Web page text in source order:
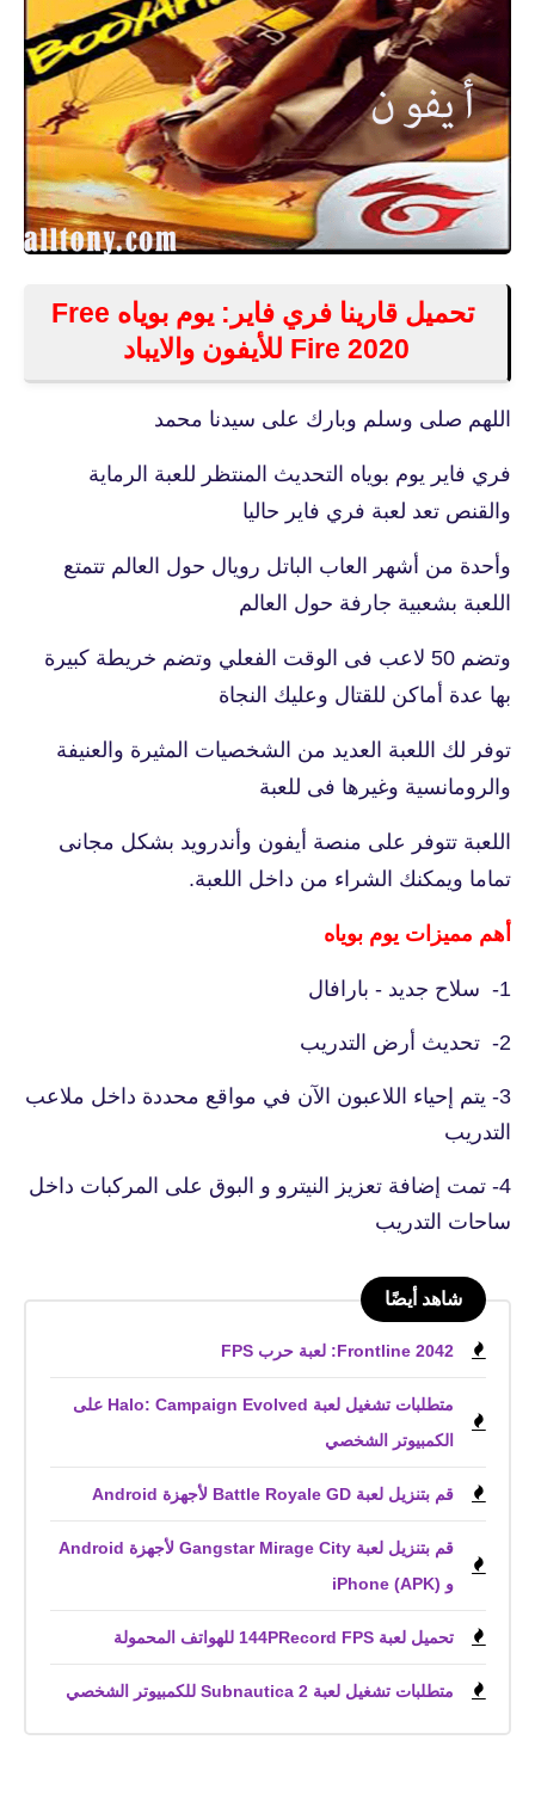
تحميل قارينا فري فاير: يوم بوياه Free
Fire 2020 للأيفون والايباد
اللهم صلى وسلم وبارك على سيدنا محمد
فري فاير يوم بوياه التحديث المنتظر للعبة الرماية
والقنص تعد لعبة فري فاير حاليا
وأحدة من أشهر العاب الباتل رويال حول العالم تتمتع
اللعبة بشعبية جارفة حول العالم
وتضم 50 لاعب فى الوقت الفعلي وتضم خريطة كبيرة
بها عدة أماكن للقتال وعليك النجاة
توفر لك اللعبة العديد من الشخصيات المثيرة والعنيفة
والرومانسية وغيرها فى للعبة
اللعبة تتوفر على منصة أيفون وأندرويد بشكل مجانى
تماما ويمكنك الشراء من داخل اللعبة.
أهم مميزات يوم بوياه
1- سلاح جديد - بارافال
2- تحديث أرض التدريب
3- يتم إحياء اللاعبون الآن في مواقع محددة داخل ملاعب
التدريب
4- تمت إضافة تعزيز النيترو و البوق على المركبات داخل
ساحات التدريب
شاهد أيضًا
Frontline 2042: لعبة حرب FPS
متطلبات تشغيل لعبة Halo: Campaign Evolved على
الكمبيوتر الشخصي
قم بتنزيل لعبة Battle Royale GD لأجهزة Android
قم بتنزيل لعبة Gangstar Mirage City لأجهزة Android
و iPhone (APK)
تحميل لعبة 144PRecord FPS للهواتف المحمولة
متطلبات تشغيل لعبة Subnautica 2 للكمبيوتر الشخصي